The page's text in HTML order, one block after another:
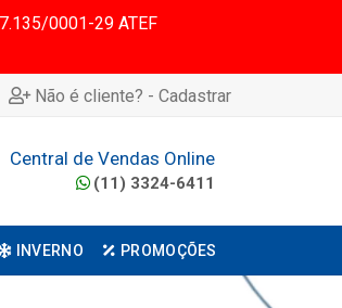
0001-29 ATEF
Não é cliente? - Cadastrar
Central de Vendas Online
(11) 3324-6411
INVERNO PROMOÇÕES